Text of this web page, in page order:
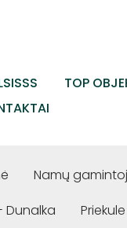
TOP
Namų